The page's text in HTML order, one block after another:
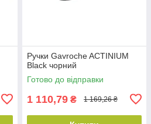
Ручки Gavroche ACTINIUM
Black чорний
Готово до відправки
1 110,79 ₴ 1 169,26 ₴